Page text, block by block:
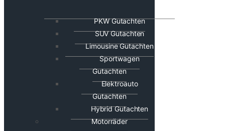
PKW Gutachten
SUV Gutachten
Limousine Gutachten
Sportwagen
Gutachten
Elektroauto
Gutachten
Hybrid Gutachten
Motorräder